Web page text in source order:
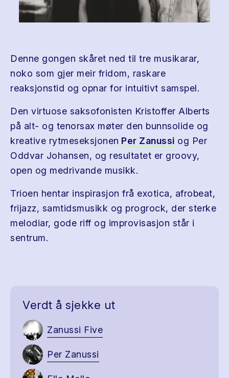
Denne gongen skåret ned til tre musikarar,
noko som gjer meir fridom, raskare
reaksjonstid og opnar for intuitivt samspel.
Den virtuose saksofonisten Kristoffer Alberts
på alt- og tenorsax møter den bunnsolide og
kreative rytmeseksjonen Per Zanussi og Per
Oddvar Johansen, og resultatet er groovy,
open og medrivande musikk.
Trioen hentar inspirasjon frå exotica, afrobeat,
frijazz, samtidsmusikk og progrock, der sterke
melodiar, gode riff og improvisasjon står i
sentrum.
Verdt å sjekke ut
Zanussi Five
Per Zanussi